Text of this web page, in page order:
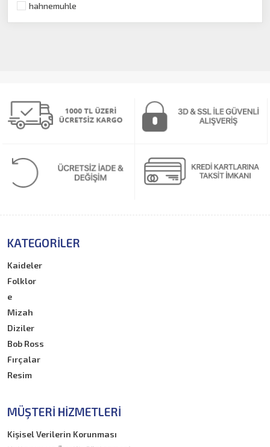
hahnemuhle
KATEGORILER
Kaideler
Folklor
e
Mizah
Diziler
Bob Ross
Fırçalar
Resim
MÜŞTERI HIZMETLERI
Kişisel Verilerin Korunması